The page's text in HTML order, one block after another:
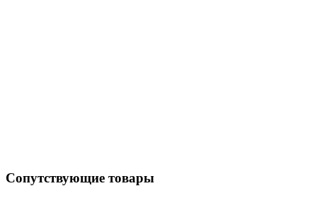
Сопутствующие товары